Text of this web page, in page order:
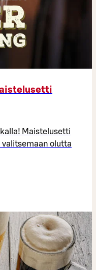
Maistelusetti
olutta